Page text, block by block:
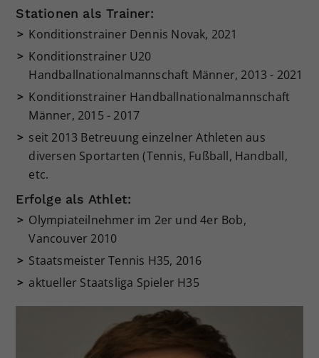
Stationen als Trainer:
Konditionstrainer Dennis Novak, 2021
Konditionstrainer U20
Handballnationalmannschaft Männer, 2013 - 2021
Konditionstrainer Handballnationalmannschaft
Männer, 2015 - 2017
seit 2013 Betreuung einzelner Athleten aus
diversen Sportarten (Tennis, Fußball, Handball,
etc.
Erfolge als Athlet:
Olympiateilnehmer im 2er und 4er Bob,
Vancouver 2010
Staatsmeister Tennis H35, 2016
aktueller Staatsliga Spieler H35